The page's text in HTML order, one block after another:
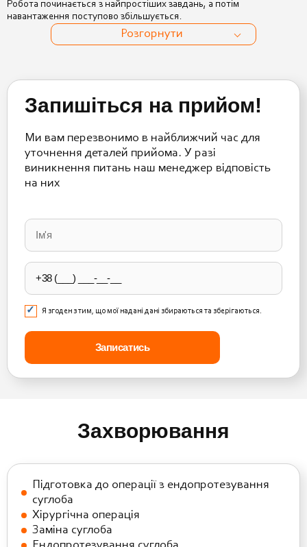
Робота починається з найпростіших завдань, а потім
навантаження поступово збільшується.
Розгорнути
Запишіться на прийом!
Ми вам перезвонимо в найближчий час для
уточнення деталей прийома. У разі
виникнення питань наш менеджер відповість
на них
leave
this
field
empty.
Я згоден з тим, що мої надані дані збираються та зберігаються.
Захворювання
Підготовка до операції з ендопротезування
суглоба
Хірургічна операція
Заміна суглоба